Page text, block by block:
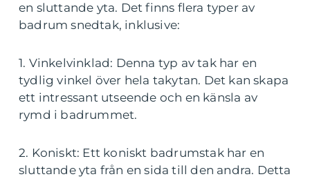
en sluttande yta. Det finns flera typer av
badrum snedtak, inklusive:
1. Vinkelvinklad: Denna typ av tak har en
tydlig vinkel över hela takytan. Det kan skapa
ett intressant utseende och en känsla av
rymd i badrummet.
2. Koniskt: Ett koniskt badrumstak har en
sluttande yta från en sida till den andra. Detta